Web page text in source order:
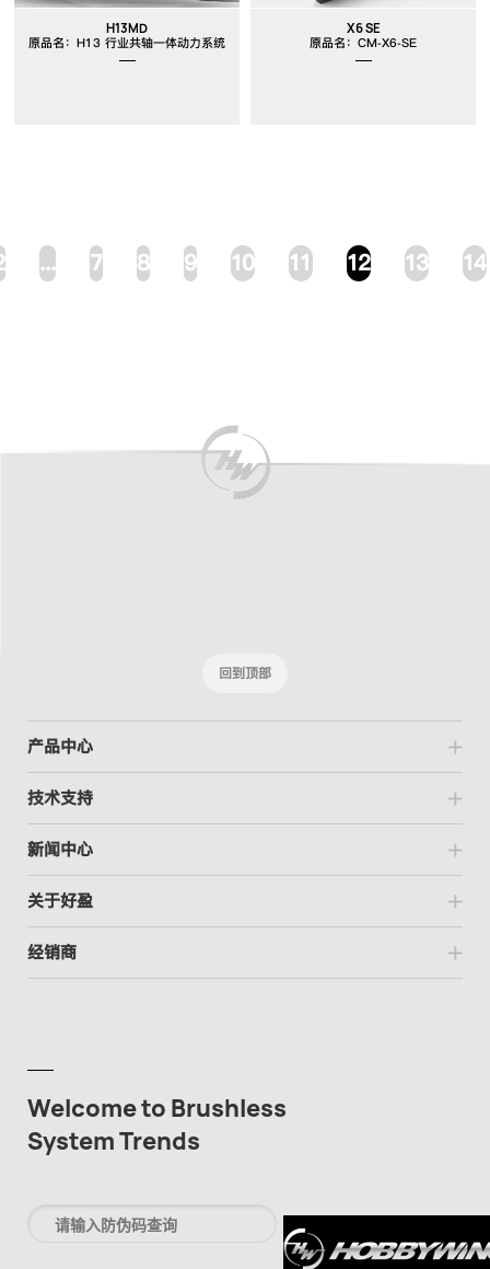
H13MD
原品名：H13 行业共轴一体动力系统
X6 SE
原品名：CM-X6-SE
... 7 8 9 10 11 12 13 14
回到顶部
产品中心
技术支持
新闻中心
关于好盈
经销商
Welcome to Brushless
System Trends